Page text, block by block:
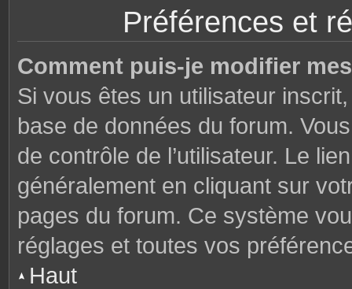
Préférences et
Comment puis-je modifier
Si vous êtes un utilisateur
base de données du forum.
de contrôle de l’utilisateur. Le
généralement en cliquant sur
pages du forum. Ce système
réglages et toutes vos
Haut